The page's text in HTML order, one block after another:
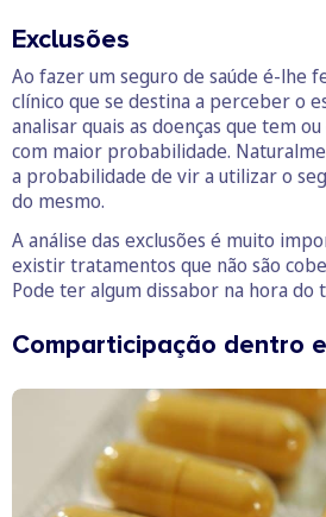
Exclusões
Ao fazer um seguro de saúde é-lhe
clínico que se destina a perceber o
analisar quais as doenças que tem
com maior probabilidade.
a probabilidade de vir a utilizar o
do mesmo.
A análise das exclusões é muito
existir tratamentos que não são
Pode ter algum dissabor na hora do
Comparticipação dentro